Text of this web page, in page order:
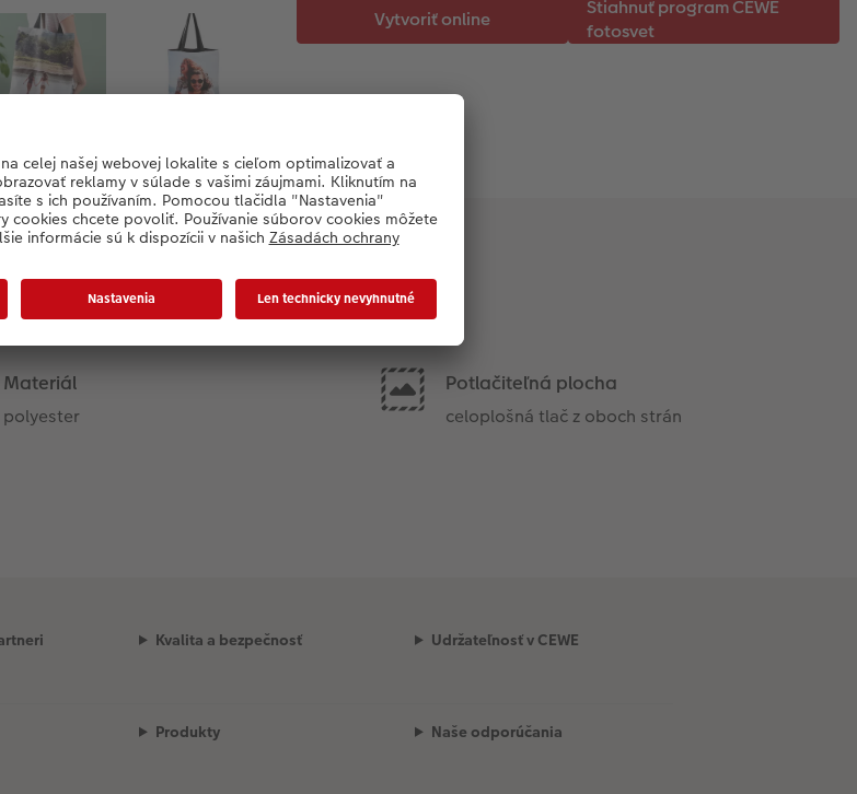
produktu
Materiál
polyester
Potlačiteľná plocha
celoplošná tlač z oboch strán
Kvalita a bezpečnosť Udržateľnosť v CEWE
Produkty Naše odporúčania